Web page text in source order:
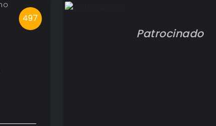
497
Patrocinado